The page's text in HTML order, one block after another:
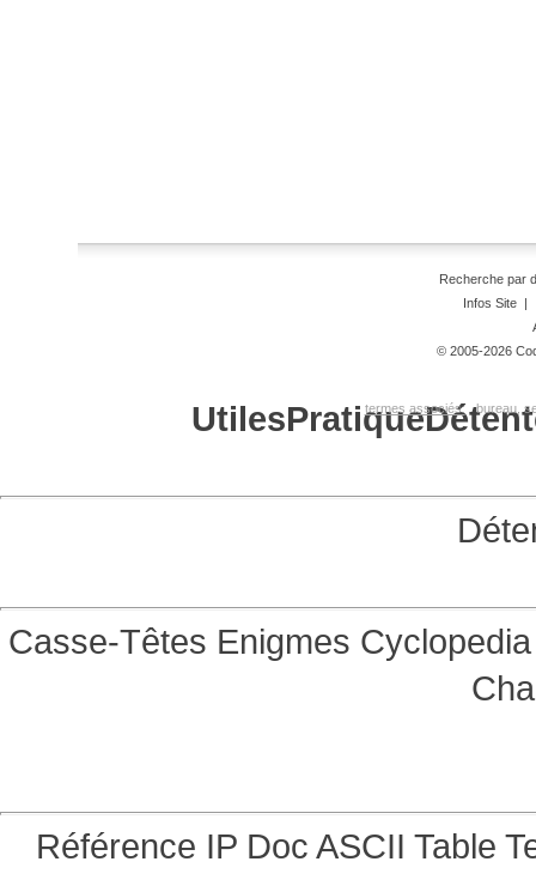
Recherche par
Infos Site|
© 2005-2026
termes associés: bureau,
UtilesPratique
Casse-Têtes Enigmes
Référence IP Doc ASCII Table